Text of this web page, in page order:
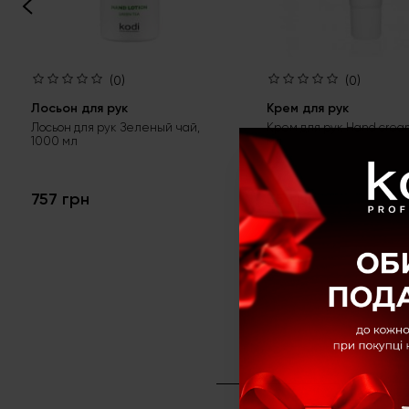
(0)
Лосьон для рук
Лосьон для рук Зеленый чай,
1000 мл
757 грн
(0)
Крем для рук
Крем для рук Hand
мл
35 грн